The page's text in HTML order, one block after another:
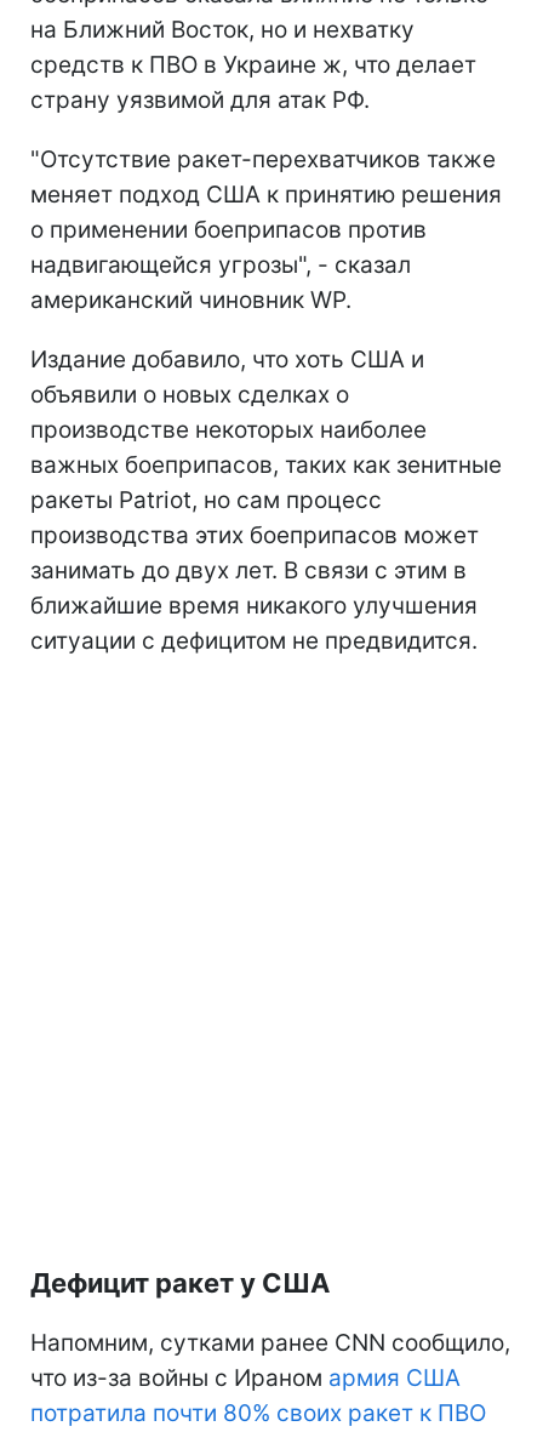
на Ближний Восток, но и нехватку
средств к ПВО в Украине ж, что делает
страну уязвимой для атак РФ.
"Отсутствие ракет-перехватчиков также
меняет подход США к принятию решения
о применении боеприпасов против
надвигающейся угрозы", - сказал
американский чиновник WP.
Издание добавило, что хоть США и
объявили о новых сделках о
производстве некоторых наиболее
важных боеприпасов, таких как зенитные
ракеты Patriot, но сам процесс
производства этих боеприпасов может
занимать до двух лет. В связи с этим в
ближайшие время никакого улучшения
ситуации с дефицитом не предвидится.
Дефицит ракет у США
Напомним, сутками ранее CNN сообщило,
что из-за войны с Ираном армия США
потратила почти 80% своих ракет к ПВО